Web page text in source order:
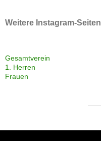
Weitere Instagram-Seiten
Gesamtverein
1. Herren
Frauen